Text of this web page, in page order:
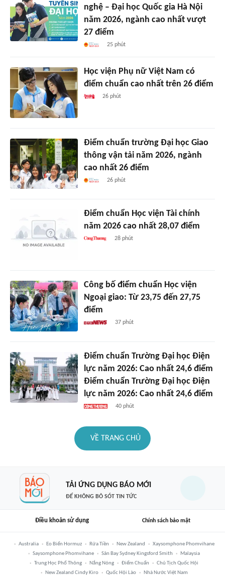
nghệ – Đại học Quốc gia Hà Nội
năm 2026, ngành cao nhất vượt
27 điểm
25 phút
Học viện Phụ nữ Việt Nam có
điểm chuẩn cao nhất trên 26 điểm
26 phút
Điểm chuẩn trường Đại học Giao
thông vận tải năm 2026, ngành
cao nhất 26 điểm
26 phút
Điểm chuẩn Học viện Tài chính
năm 2026 cao nhất 28,07 điểm
28 phút
Công bố điểm chuẩn Học viện
Ngoại giao: Từ 23,75 đến 27,75
điểm
37 phút
Điểm chuẩn Trường Đại học Điện
lực năm 2026: Cao nhất 24,6 điểm
Điểm chuẩn Trường Đại học Điện
lực năm 2026: Cao nhất 24,6 điểm
40 phút
VỀ TRANG CHỦ
TẢI ỨNG DỤNG BÁO MỚI
ĐỂ KHÔNG BỎ SÓT TIN TỨC
Điều khoản sử dụng Chính sách bảo mật
Australia Eo Biển Hormuz Rửa Tiền New Zealand
Xaysomphone Phomvihane
Saysomphone Phomvihane
Sân Bay Sydney Kingsford Smith
Malaysia
Trung Học Phổ Thông
Nắng Nóng Điểm Chuẩn
Chủ Tịch Quốc Hội
New Zealand Cindy Kiro
Quốc Hội Lào Nhà Nước Việt Nam